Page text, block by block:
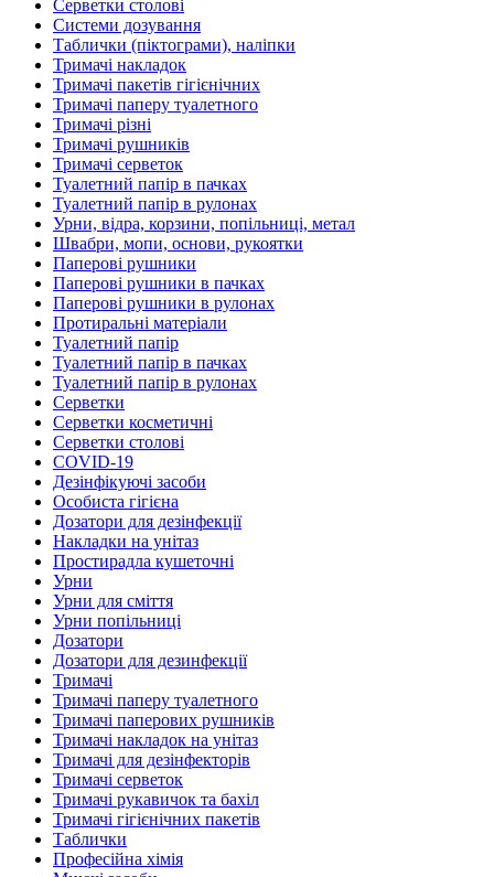
Серветки столові
Системи дозування
Таблички (піктограми), наліпки
Тримачі накладок
Тримачі пакетів гігієнічних
Тримачі паперу туалетного
Тримачі різні
Тримачі рушників
Тримачі серветок
Туалетний папір в пачках
Туалетний папір в рулонах
Урни, відра, корзини, попільниці, метал
Швабри, мопи, основи, рукоятки
Паперові рушники
Паперові рушники в пачках
Паперові рушники в рулонах
Протиральні матеріали
Туалетний папір
Туалетний папір в пачках
Туалетний папір в рулонах
Серветки
Серветки косметичні
Серветки столові
COVID-19
Дезінфікуючі засоби
Особиста гігієна
Дозатори для дезінфекції
Накладки на унітаз
Простирадла кушеточні
Урни
Урни для сміття
Урни попільниці
Дозатори
Дозатори для дезинфекції
Тримачі
Тримачі паперу туалетного
Тримачі паперових рушників
Тримачі накладок на унітаз
Тримачі для дезінфекторів
Тримачі серветок
Тримачі рукавичок та бахіл
Тримачі гігієнічних пакетів
Таблички
Професійна хімія